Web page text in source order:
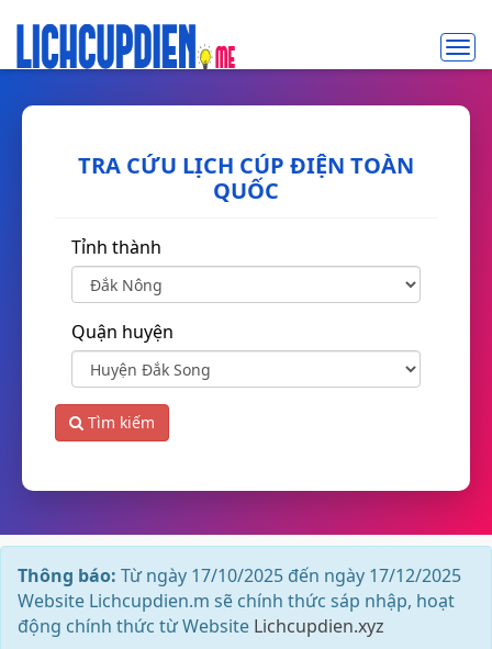
TRA CỨU LỊCH CÚP ĐIỆN TOÀN
QUỐC
Tỉnh thành
Quận huyện
Tìm kiếm
Thông báo: Từ ngày 17/10/2025 đến ngày 17/12/2025
Website Lichcupdien.m sẽ chính thức sáp nhập, hoạt
động chính thức từ Website Lichcupdien.xyz